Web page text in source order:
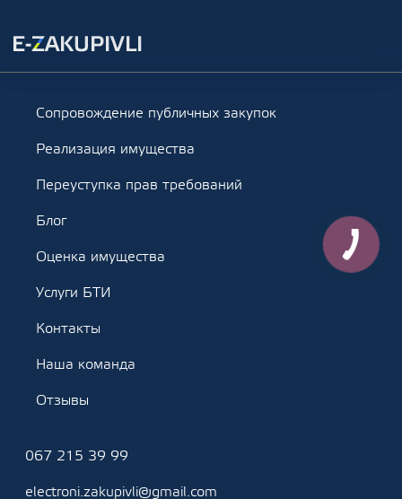
Сопровождение публичных закупок
Реализация имущества
Переуступка прав требований
Блог
Оценка имущества
Услуги БТИ
Контакты
Наша команда
Отзывы
067 215 39 99
electroni.zakupivli@gmail.com